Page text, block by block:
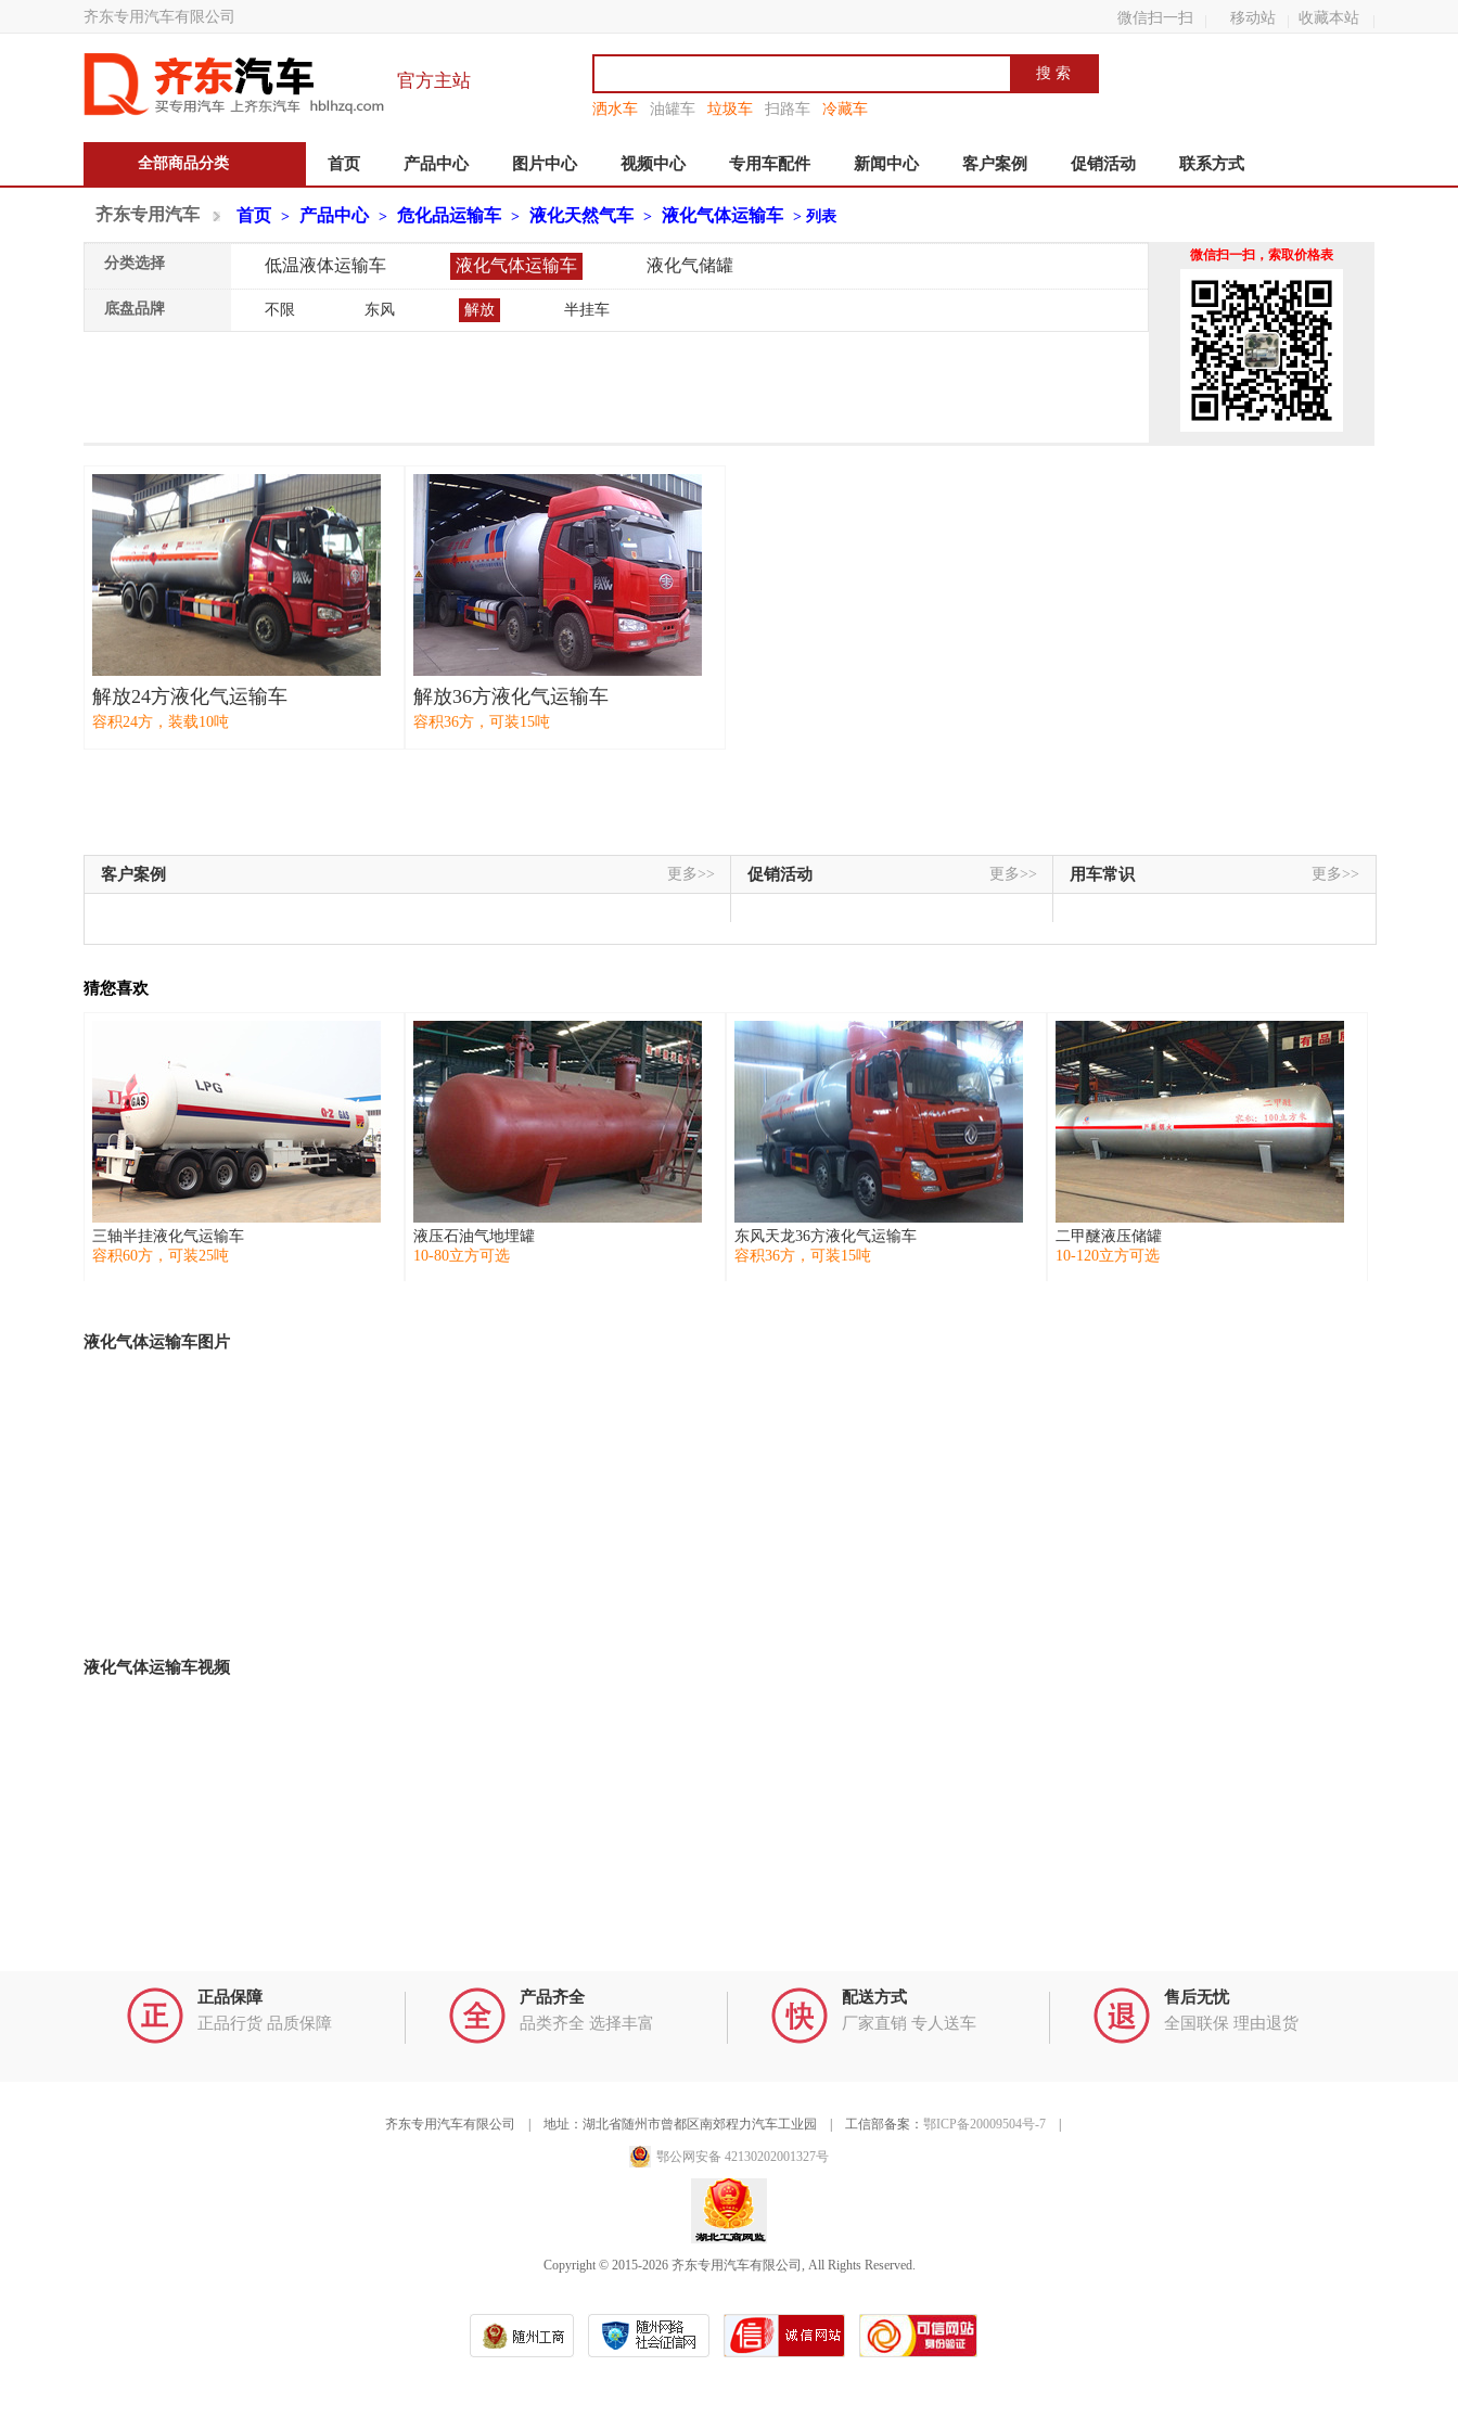
齐东专用汽车有限公司 微信扫一扫 移动站 收藏本站
官方主站
洒水车 油罐车 垃圾车 扫路车 冷藏车
全部商品分类 首页 产品中心 图片中心 视频中心 专用车配件 新闻中心 客户案例 促销活动 联系方式
齐东专用汽车 首页 > 产品中心 > 危化品运输车 > 液化天然气车 > 液化气体运输车 > 列表
分类选择 低温液体运输车 液化气体运输车 液化气储罐
底盘品牌 不限 东风 解放 半挂车
微信扫一扫，索取价格表
解放24方液化气运输车
容积24方，装载10吨
解放36方液化气运输车
容积36方，可装15吨
客户案例 更多>> 促销活动 更多>> 用车常识 更多>>
猜您喜欢
三轴半挂液化气运输车
容积60方，可装25吨
液压石油气地埋罐
10-80立方可选
东风天龙36方液化气运输车
容积36方，可装15吨
二甲醚液压储罐
10-120立方可选
液化气体运输车图片
液化气体运输车视频
正品保障
正品行货 品质保障
产品齐全
品类齐全 选择丰富
配送方式
厂家直销 专人送车
售后无忧
全国联保 理由退货
齐东专用汽车有限公司 | 地址：湖北省随州市曾都区南郊程力汽车工业园 | 工信部备案： 鄂ICP备20009504号-7|
鄂公网安备 42130202001327号
Copyright © 2015-2026 齐东专用汽车有限公司, All Rights Reserved.